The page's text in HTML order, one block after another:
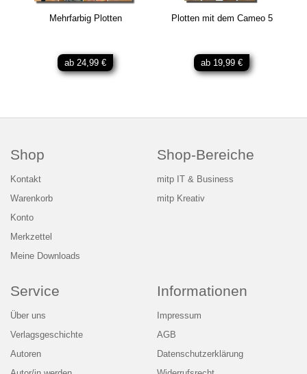
Mehrfarbig Plotten
ab 24,99 €
Plotten mit dem Cameo 5
ab 19,99 €
Shop
Kontakt
Warenkorb
Konto
Merkzettel
Meine Downloads
Shop-Bereiche
mitp IT & Business
mitp Kreativ
Service
Über uns
Verlagsgeschichte
Autoren
Informationen
Impressum
AGB
Datenschutzerklärung